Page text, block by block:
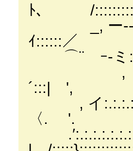
ﾄ､ /:::::::::
_, ー----
ｲ::::::／
⌒¨ ｰ-ミ
, イ
´:::| ',
, イ
〈. '.